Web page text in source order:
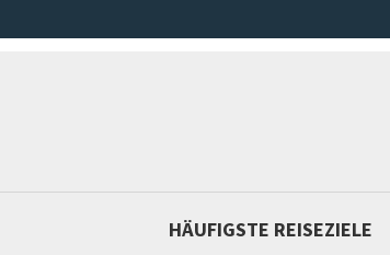
HÄUFIGSTE REISEZIELE